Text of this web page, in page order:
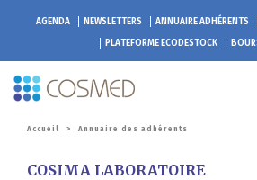
AGENDA NEWSLETTERS ANNUAIRE ADHÉRENTS
PLATEFORMEECODESTOCK
Accueil > Annuaire des adhérents
COSIMA LABORATOIRE